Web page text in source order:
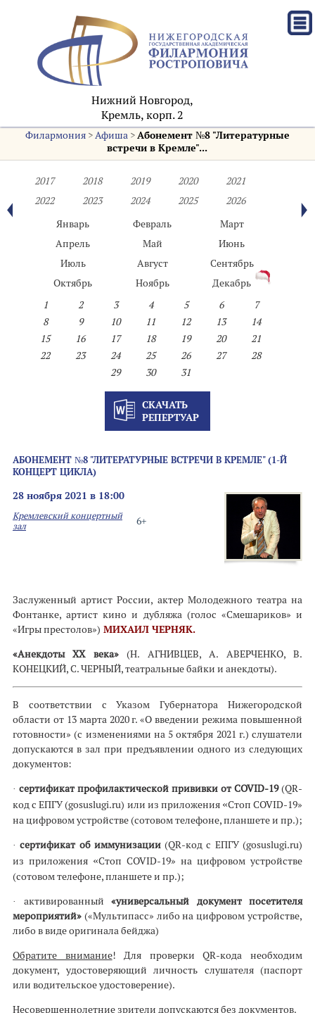
Нижний Новгород,
Кремль, корп. 2
Филармония>Афиша>Абонемент №8 "Литературные
встречи в Кремле"...
2017 2018 2019 2020
2021
2022
2023 2024 2025
2026
Январь
Февраль
Март
Апрель
Май
Июнь
Июль
Август
Сентябрь
Октябрь
Ноябрь
Декабрь
1
2 3 4 5 6
7
8
9 10 11 12 13
14
15
16 17 18 19 20
21
22
23 24 25 26 27
28
29
30 31
СКАЧАТЬ
РЕПЕРТУАР
АБОНЕМЕНТ №8 "ЛИТЕРАТУРНЫЕ ВСТРЕЧИ В КРЕМЛЕ" (1-Й
КОНЦЕРТ ЦИКЛА)
28 ноября 2021 в 18:00
6+
Кремлевский концертный
зал
Заслуженный артист России, актер Молодежного театра на
Фонтанке, артист кино и дубляжа (голос «Смешариков» и
«Игры престолов») МИХАИЛ ЧЕРНЯК.
«Анекдоты ХХ века»(Н. АГНИВЦЕВ, А. АВЕРЧЕНКО, В.
КОНЕЦКИЙ, С. ЧЕРНЫЙ, театральные байки и анекдоты).
В соответствии с Указом Губернатора Нижегородской
области от 13 марта 2020 г. «О введении режима повышенной
готовности» (с изменениями на 5 октября 2021 г.) слушатели
допускаются в зал при предъявлении одного из следующих
документов:
· сертификат профилактической прививки от COVID-19(QR-
код с ЕПГУ (gosuslugi.ru) или из приложения «Стоп COVID-19»
на цифровом устройстве (сотовом телефоне, планшете и пр.);
·сертификат об иммунизации(QR-код с ЕПГУ (gosuslugi.ru)
из приложения «Стоп COVID-19» на цифровом устройстве
(сотовом телефоне, планшете и пр.);
· активированный «универсальный документ посетителя
мероприятий» («Мультипасс» либо на цифровом устройстве,
либо в виде оригинала бейджа)
Обратите внимание! Для проверки QR-кода необходим
документ, удостоверяющий личность слушателя (паспорт
или водительское удостоверение).
Несовершеннолетние зрители допускаются без документов.